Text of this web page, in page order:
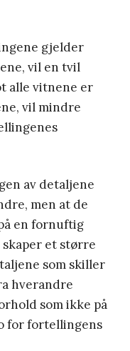
gjelder
vil en tvil
alle vitnene er
vil mindre
av detaljene
men at de
en fornuftig
skaper et større
som skiller
hverandre
som ikke på
for fortellingens